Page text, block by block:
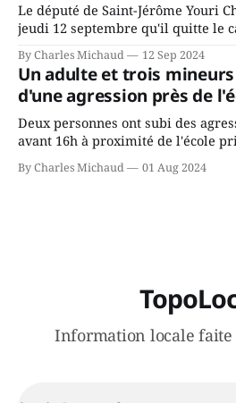
Le député de Saint-Jérôme Youri
jeudi 12 septembre qu'il quitte le
Avenir Québec de François
gouvernement de la CAQ, surtout
juge chronique, à offrir des
By Charles Michaud 12 Sep 2024
Un adulte et trois
d'une agression près de
Deux personnes ont subi des
avant 16h à proximité de l'école
le secteur Bellefeuille de Saint-
victimes aurait été écrasée sous un
By Charles Michaud 01 Aug 2024
Information locale faite